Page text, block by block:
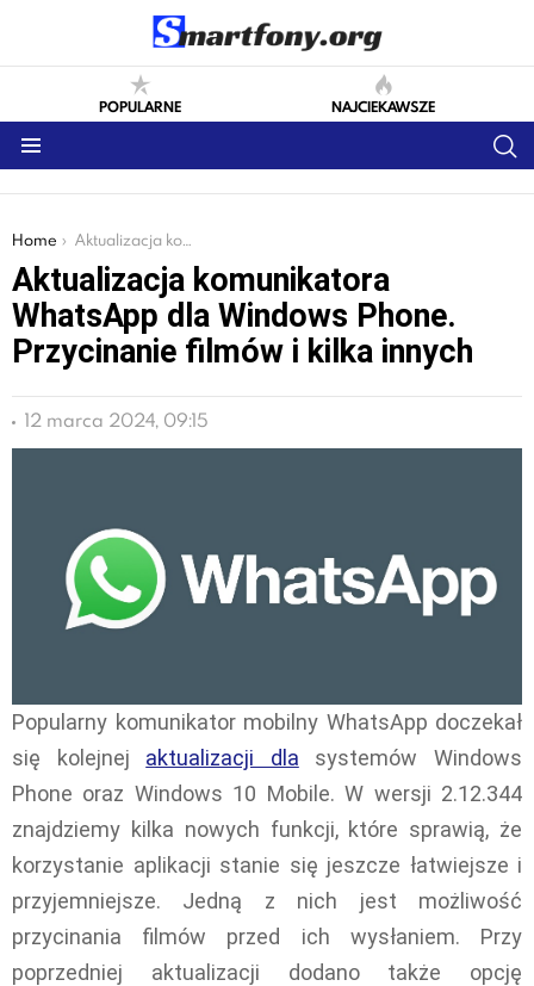
POPULARNE NAJCIEKAWSZE
You are here:
Home Aktualizacja komunikatora WhatsApp dla Windows Phone. Przycinanie filmów i kilka innych
Aktualizacja komunikatora
WhatsApp dla Windows Phone.
Przycinanie filmów i kilka innych
12 marca 2024, 09:15
Popularny komunikator mobilny WhatsApp doczekał
się kolejnej aktualizacji dla systemów Windows
Phone oraz Windows 10 Mobile. W wersji 2.12.344
znajdziemy kilka nowych funkcji, które sprawią, że
korzystanie aplikacji stanie się jeszcze łatwiejsze i
przyjemniejsze. Jedną z nich jest możliwość
przycinania filmów przed ich wysłaniem. Przy
poprzedniej aktualizacji dodano także opcję